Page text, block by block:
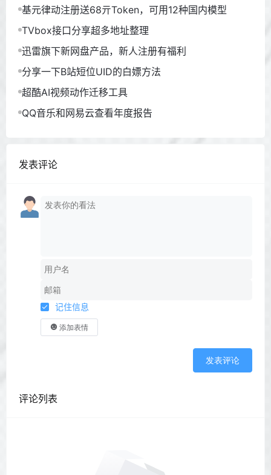
基元律动注册送68亓Token，可用12种国内模型
TVbox接口分享超多地址整理
迅雷旗下新网盘产品，新人注册有福利
分享一下B站短位UID的白嫖方法
超酷AI视频动作迁移工具
QQ音乐和网易云查看年度报告
发表评论
记住信息
添加表情
发表评论
评论列表